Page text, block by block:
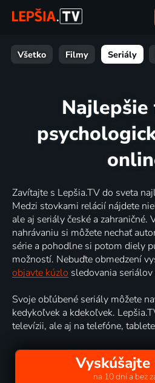
Všetko Filmy Seriály
Najlepšie
Zavítajte s Lepšia.TV do sveta
Medzi stovkami relácií nájdete
ale aj seriály české a zahraničné.
nahrávaniu si môžete nechať
série a pohodlne si potom diely
možností. Nebuďte obmedzení
objavte kúzlo sledovania
Svoje obľúbené seriály môžete
kedykoľvek a kdekoľvek.
televízii, ale aj na telefóne,
Vyskúšajte
na 10 dní a bez